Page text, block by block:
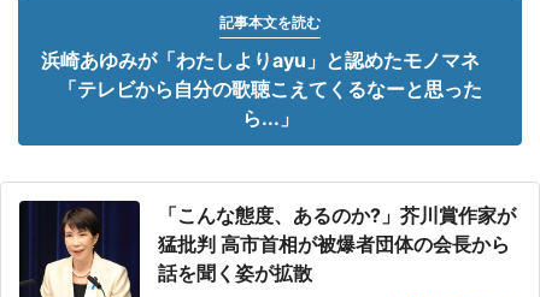
記事本文を読む
浜崎あゆみが「わたしよりayu」と認めたモノマネ
「テレビから自分の歌聴こえてくるなーと思った
ら...」
「こんな態度、あるのか?」芥川賞作家が
猛批判 高市首相が被爆者団体の会長から
話を聞く姿が拡散